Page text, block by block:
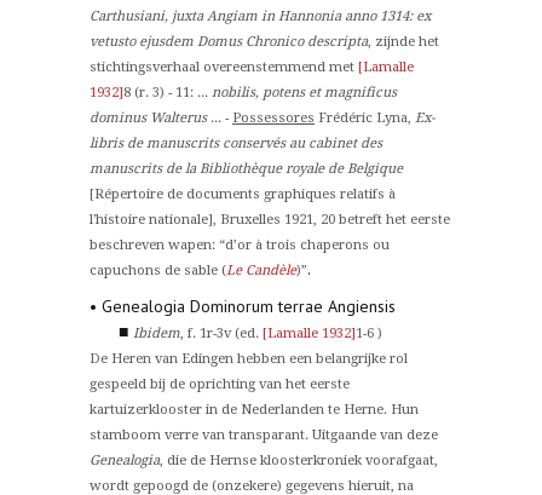
Carthusiani, juxta Angiam in Hannonia anno 1314: ex
vetusto ejusdem Domus Chronico descripta, zijnde het
stichtingsverhaal overeenstemmend met [Lamalle
1932]8 (r. 3) - 11: ... nobilis, potens et magnificus
dominus Walterus... - Possessores Frédéric Lyna, Ex-
libris de manuscrits conservés au cabinet des
manuscrits de la Bibliothèque royale de Belgique
[Répertoire de documents graphiques relatifs à
l'histoire nationale], Bruxelles 1921, 20 betreft het eerste
beschreven wapen: “d’or à trois chaperons ou
capuchons de sable (Le Candèle)”.
• Genealogia Dominorum terrae Angiensis
■ Ibidem, f. 1r-3v (ed. [Lamalle 1932]1-6 )
De Heren van Edingen hebben een belangrijke rol
gespeeld bij de oprichting van het eerste
kartuizerklooster in de Nederlanden te Herne. Hun
stamboom verre van transparant. Uitgaande van deze
Genealogia, die de Hernse kloosterkroniek voorafgaat,
wordt gepoogd de (onzekere) gegevens hieruit, na